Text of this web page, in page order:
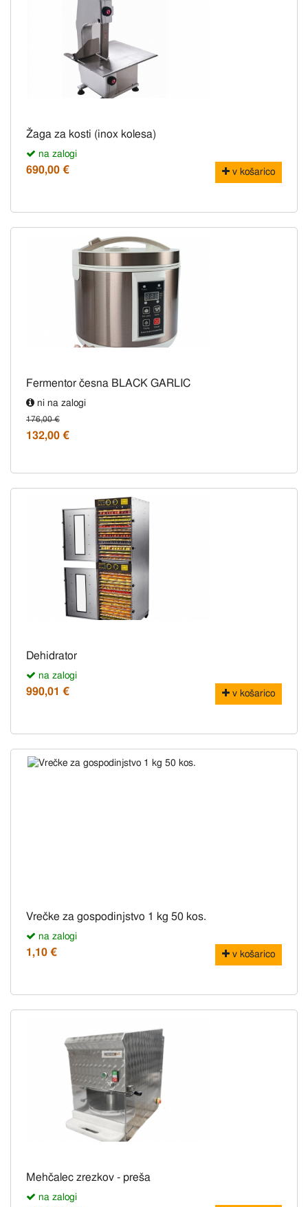
Žaga za kosti (inox kolesa)
na zalogi
690,00 € v košarico
Fermentor česna BLACK GARLIC
ni na zalogi
176,00 €
132,00 €
Dehidrator
na zalogi
990,01 € v košarico
Vrečke za gospodinjstvo 1 kg 50 kos.
na zalogi
1,10 € v košarico
Mehčalec zrezkov - preša
na zalogi